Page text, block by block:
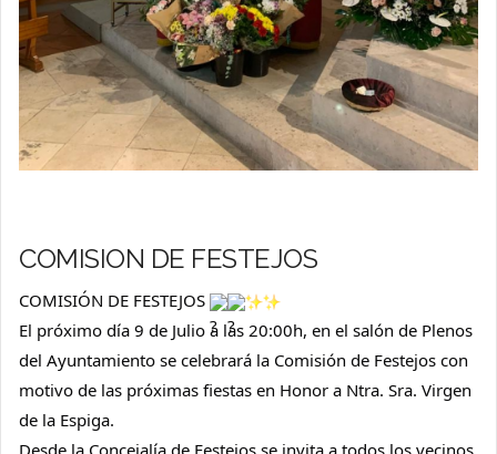
COMISION DE FESTEJOS
COMISIÓN DE FESTEJOS
El próximo día 9 de Julio a las 20:00h, en el salón de Plenos
del Ayuntamiento se celebrará la Comisión de Festejos con
motivo de las próximas fiestas en Honor a Ntra. Sra. Virgen
de la Espiga.